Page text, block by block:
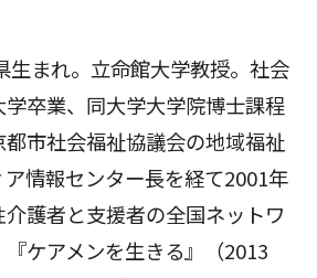
生まれ。立命館大学教授。社会
卒業、同大学大学院博士課程
市社会福祉協議会の地域福祉
情報センター長を経て2001年
護者と支援者の全国ネットワ
ケアメンを生きる』（2013